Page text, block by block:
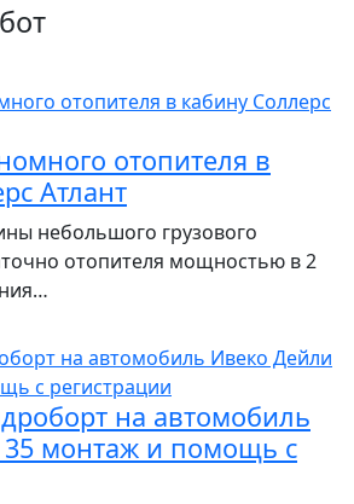
отопителя в
Атлант
небольшого грузового
отопителя мощностью в 2
на автомобиль
монтаж и помощь с